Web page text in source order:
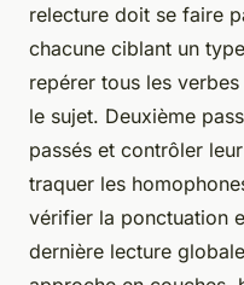
relecture doit se faire
chacune ciblant un
repérer tous les
le sujet. Deuxième
passés et contrôler
traquer les
vérifier la ponctuation
dernière lecture